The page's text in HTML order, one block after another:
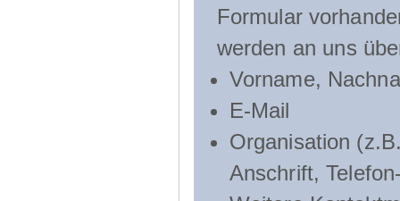
Formular
werden an uns
Vorname,
E-Mail
Organisation
Anschrift,